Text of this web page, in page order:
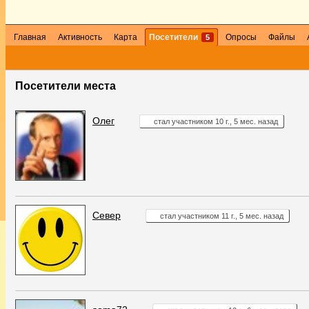
Главная Активность Карта Посетители 5 Опросы Файлы
Посетители места
Олег стал участником 10 г., 5 мес. назад
Север стал участником 11 г., 5 мес. назад